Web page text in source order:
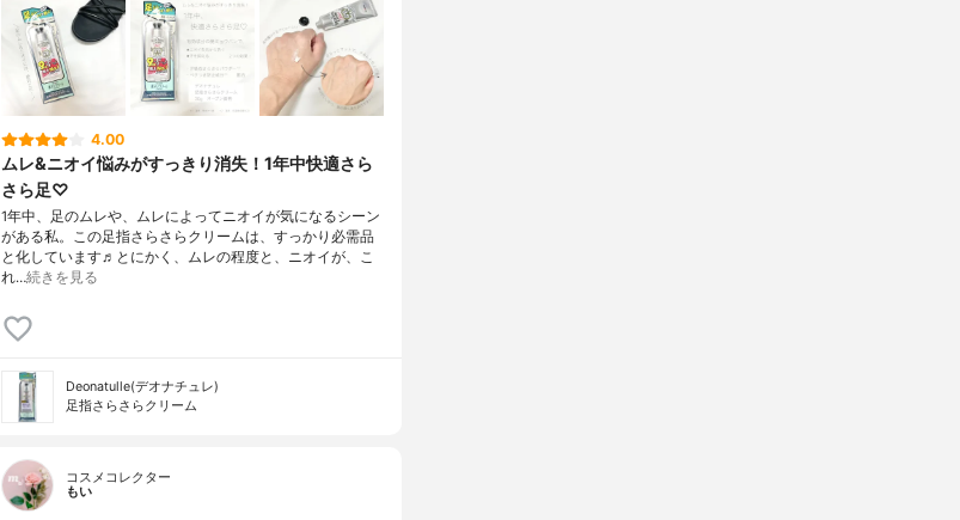
4.00
ムレ&ニオイ悩みがすっきり消失！1年中快適さら
さら足♡
1年中、足のムレや、ムレによってニオイが気になるシーン
がある私。この足指さらさらクリームは、すっかり必需品
と化しています♬とにかく、ムレの程度と、ニオイが、こ
れ…続きを見る
Deonatulle(デオナチュレ)
足指さらさらクリーム
コスメコレクター
もい